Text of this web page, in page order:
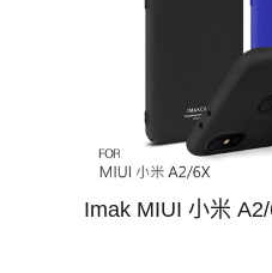
Imak MIUI 小米